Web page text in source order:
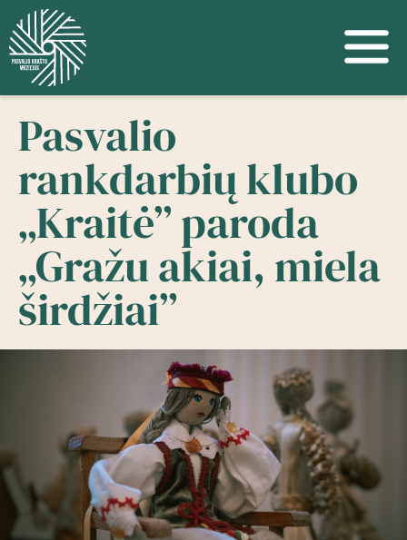
Pasvalio
rankdarbių klubo
„Kraitė” paroda
„Gražu akiai, miela
širdžiai”